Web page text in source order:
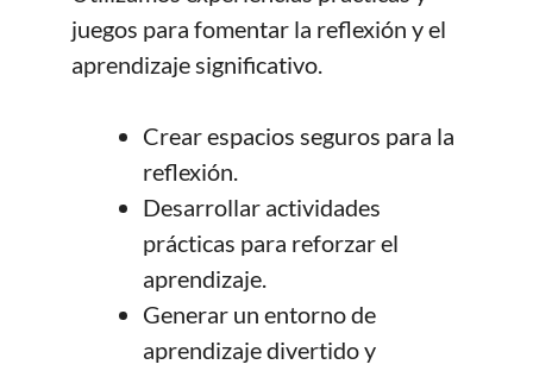
juegos para fomentar la reflexión y el
aprendizaje significativo.
Crear espacios seguros para la
reflexión.
Desarrollar actividades
prácticas para reforzar el
aprendizaje.
Generar un entorno de
aprendizaje divertido y